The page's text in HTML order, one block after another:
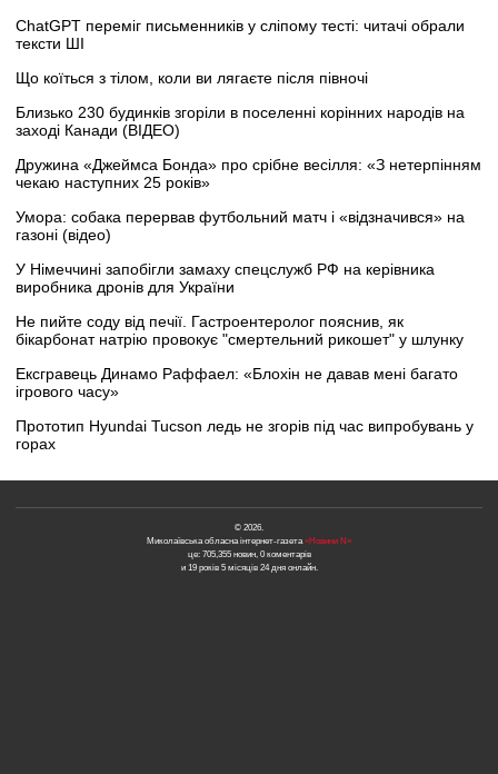
ChatGPT переміг письменників у сліпому тесті: читачі обрали
тексти ШІ
Що коїться з тілом, коли ви лягаєте після півночі
Близько 230 будинків згоріли в поселенні корінних народів на
заході Канади (ВІДЕО)
Дружина «Джеймса Бонда» про срібне весілля: «З нетерпінням
чекаю наступних 25 років»
Умора: собака перервав футбольний матч і «відзначився» на
газоні (відео)
У Німеччині запобігли замаху спецслужб РФ на керівника
виробника дронів для України
Не пийте соду від печії. Гастроентеролог пояснив, як
бікарбонат натрію провокує "смертельний рикошет" у шлунку
Ексгравець Динамо Раффаел: «Блохін не давав мені багато
ігрового часу»
Прототип Hyundai Tucson ледь не згорів під час випробувань у
горах
© 2026.
Миколаївська обласна інтернет-газета«Новини N»
це: 705,355 новин, 0 коментарів
и 19 років 5 місяців 24 дня онлайн.